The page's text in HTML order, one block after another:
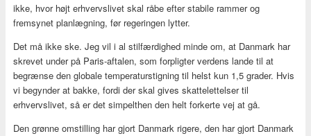
ikke, hvor højt erhvervslivet skal råbe efter stabile rammer og
fremsynet planlægning, før regeringen lytter.
Det må ikke ske. Jeg vil i al stilfærdighed minde om, at Danmark har
skrevet under på Paris-aftalen, som forpligter verdens lande til at
begrænse den globale temperaturstigning til helst kun 1,5 grader. Hvis
vi begynder at bakke, fordi der skal gives skattelettelser til
erhvervslivet, så er det simpelthen den helt forkerte vej at gå.
Den grønne omstilling har gjort Danmark rigere, den har gjort Danmark